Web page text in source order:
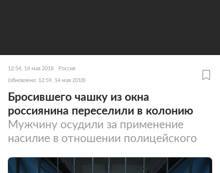
12:54, 14 мая 2018 Россия
(обновлено: 12:59, 14 мая 2018)
Бросившего чашку из окна
россиянина переселили в колонию
Мужчину осудили за применение
насилие в отношении полицейского